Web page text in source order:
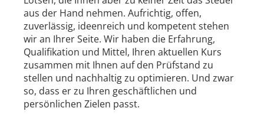
aus der Hand nehmen. Aufrichtig, offen,
zuverlässig, ideenreich und kompetent stehen
wir an Ihrer Seite. Wir haben die Erfahrung,
Qualifikation und Mittel, Ihren aktuellen Kurs
zusammen mit Ihnen auf den Prüfstand zu
stellen und nachhaltig zu optimieren. Und zwar
so, dass er zu Ihren geschäftlichen und
persönlichen Zielen passt.